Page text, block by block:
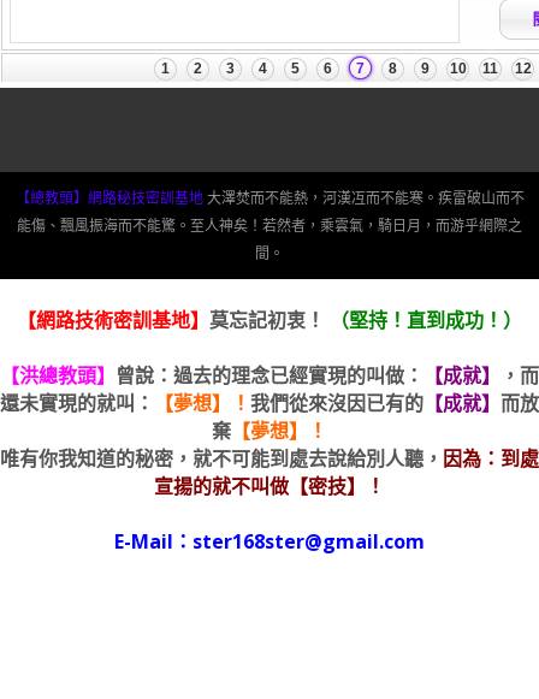
【總教頭】網路秘技密訓基地大澤焚而不能熱，河漢冱而不能寒。疾雷破山而不
能傷、飄風振海而不能驚。至人神矣！若然者，乘雲氣，騎日月，而游乎網際之
間。
【網路技術密訓基地】 莫忘記初衷！ （堅持！直到成功！）
【洪總教頭】 曾說：過去的理念已經實現的叫做： 【成就】
，而
還未實現的就叫：
【夢想】！ 我們從來沒因已有的 【成就】 而放
棄 【夢想】！
唯有你我知道的秘密，就不可能到處去說給別人聽， 因為：到處
宣揚的就不叫做【密技】！
E-Mail：ster168ster@gmail.com